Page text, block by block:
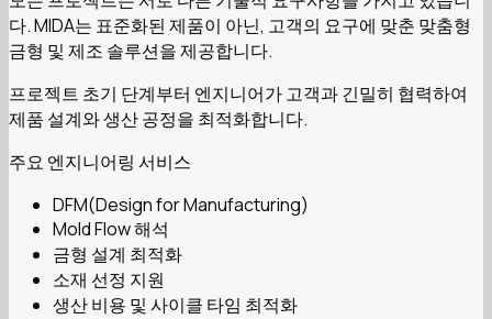
다. MIDA는 표준화된 제품이 아닌, 고객의 요구에 맞춘 맞춤형
금형 및 제조 솔루션을 제공합니다.
프로젝트 초기 단계부터 엔지니어가 고객과 긴밀히 협력하여
제품 설계와 생산 공정을 최적화합니다.
주요 엔지니어링 서비스
DFM(Design for Manufacturing)
Mold Flow 해석
금형 설계 최적화
소재 선정 지원
생산 비용 및 사이클 타임 최적화